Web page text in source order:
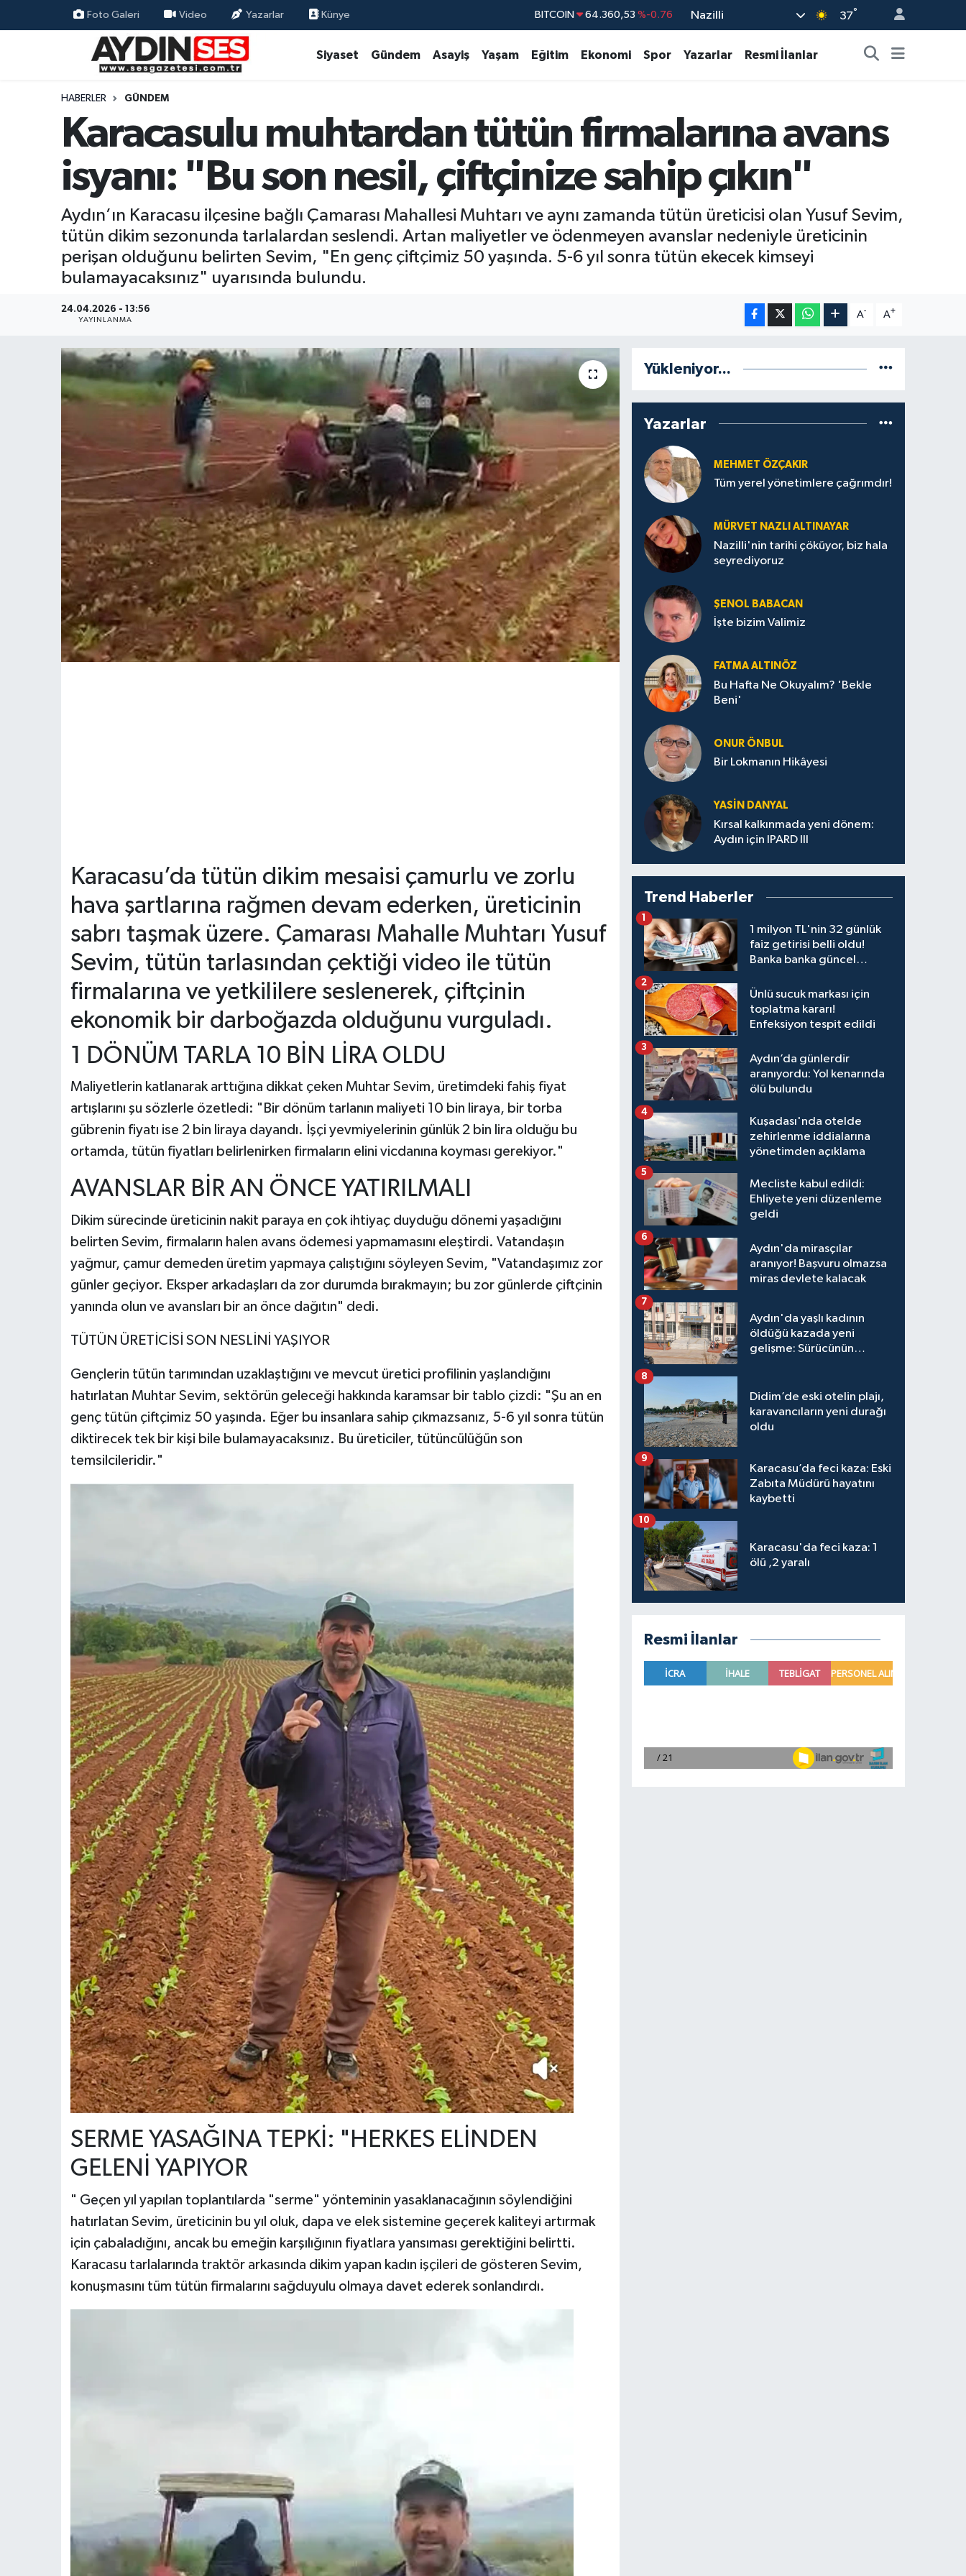
Foto Galeri Video Yazarlar Künye DOLAR 47,7069 %0.17
BİST100
BITCOIN 64.360,53 %-0.76
Nazilli 37°
Siyaset Gündem Asayiş Yaşam Eğitim Ekonomi Spor Yazarlar Resmi İlanlar
HABERLER GÜNDEM
Karacasulu muhtardan tütün firmalarına avans
isyanı: "Bu son nesil, çiftçinize sahip çıkın"
Aydın’ın Karacasu ilçesine bağlı Çamarası Mahallesi Muhtarı ve aynı zamanda tütün üreticisi olan Yusuf Sevim,
tütün dikim sezonunda tarlalardan seslendi. Artan maliyetler ve ödenmeyen avanslar nedeniyle üreticinin
perişan olduğunu belirten Sevim, "En genç çiftçimiz 50 yaşında. 5-6 yıl sonra tütün ekecek kimseyi
bulamayacaksınız" uyarısında bulundu.
24.04.2026 - 13:56
YAYINLANMA
A- A+
Karacasu’da tütün dikim mesaisi çamurlu ve zorlu
hava şartlarına rağmen devam ederken, üreticinin
sabrı taşmak üzere. Çamarası Mahalle Muhtarı Yusuf
Sevim, tütün tarlasından çektiği video ile tütün
firmalarına ve yetkililere seslenerek, çiftçinin
ekonomik bir darboğazda olduğunu vurguladı.
​1 DÖNÜM TARLA 10 BİN LİRA OLDU
​Maliyetlerin katlanarak arttığına dikkat çeken Muhtar Sevim, üretimdeki fahiş fiyat
artışlarını şu sözlerle özetledi: ​"Bir dönüm tarlanın maliyeti 10 bin liraya, bir torba
gübrenin fiyatı ise 2 bin liraya dayandı. İşçi yevmiyelerinin günlük 2 bin lira olduğu bu
ortamda, tütün fiyatları belirlenirken firmaların elini vicdanına koyması gerekiyor."
​AVANSLAR BİR AN ÖNCE YATIRILMALI
​Dikim sürecinde üreticinin nakit paraya en çok ihtiyaç duyduğu dönemi yaşadığını
belirten Sevim, firmaların halen avans ödemesi yapmamasını eleştirdi. Vatandaşın
yağmur, çamur demeden üretim yapmaya çalıştığını söyleyen Sevim, "Vatandaşımız zor
günler geçiyor. Eksper arkadaşları da zor durumda bırakmayın; bu zor günlerde çiftçinin
yanında olun ve avansları bir an önce dağıtın" dedi.
​TÜTÜN ÜRETİCİSİ SON NESLİNİ YAŞIYOR
​Gençlerin tütün tarımından uzaklaştığını ve mevcut üretici profilinin yaşlandığını
hatırlatan Muhtar Sevim, sektörün geleceği hakkında karamsar bir tablo çizdi: ​"Şu an en
genç tütün çiftçimiz 50 yaşında. Eğer bu insanlara sahip çıkmazsanız, 5-6 yıl sonra tütün
diktirecek tek bir kişi bile bulamayacaksınız. Bu üreticiler, tütüncülüğün son
temsilcileridir."
​SERME YASAĞINA TEPKİ: "HERKES ELİNDEN
GELENİ YAPIYOR
" ​Geçen yıl yapılan toplantılarda "serme" yönteminin yasaklanacağının söylendiğini
hatırlatan Sevim, üreticinin bu yıl oluk, dapa ve elek sistemine geçerek kaliteyi artırmak
için çabaladığını, ancak bu emeğin karşılığının fiyatlara yansıması gerektiğini belirtti. ​
Karacasu tarlalarında traktör arkasında dikim yapan kadın işçileri de gösteren Sevim,
konuşmasını tüm tütün firmalarını sağduyulu olmaya davet ederek sonlandırdı. ​
Yükleniyor...
Yazarlar
MEHMET ÖZÇAKIR
Tüm yerel yönetimlere çağrımdır!
MÜRVET NAZLI ALTINAYAR
Nazilli'nin tarihi çöküyor, biz hala
seyrediyoruz
ŞENOL BABACAN
İşte bizim Valimiz
FATMA ALTINÖZ
Bu Hafta Ne Okuyalım? 'Bekle
Beni'
ONUR ÖNBUL
Bir Lokmanın Hikâyesi
YASIN DANYAL
Kırsal kalkınmada yeni dönem:
Aydın için IPARD III
Trend Haberler
1 milyon TL'nin 32 günlük
faiz getirisi belli oldu!
Banka banka güncel
1
Ünlü sucuk markası için
toplatma kararı!
Enfeksiyon tespit edildi
2
Aydın’da günlerdir
aranıyordu: Yol kenarında
ölü bulundu
3
Kuşadası'nda otelde
zehirlenme iddialarına
yönetimden açıklama
4
Mecliste kabul edildi:
Ehliyete yeni düzenleme
geldi
5
Aydın'da mirasçılar
aranıyor! Başvuru olmazsa
miras devlete kalacak
6
Aydın'da yaşlı kadının
öldüğü kazada yeni
gelişme: Sürücünün
7
Didim’de eski otelin plajı,
karavancıların yeni durağı
oldu
8
Karacasu’da feci kaza: Eski
Zabıta Müdürü hayatını
kaybetti
9
Karacasu'da feci kaza: 1
ölü ,2 yaralı
10
Resmi İlanlar
Siyaset
Ekonomi
Eğitim
Kültür Sanat
Spor
Aydın Nöbetçi Eczaneler
Aydın Hava Durumu
Aydin Namaz Vakitleri
Aydın Trafik Yoğunluk Haritası
Süper Lig Puan Durumu ve Fikstür
Tüm Manşetler
Son Dakika Haberleri
Haber Arşivi